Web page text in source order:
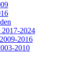
2024
2016
2010